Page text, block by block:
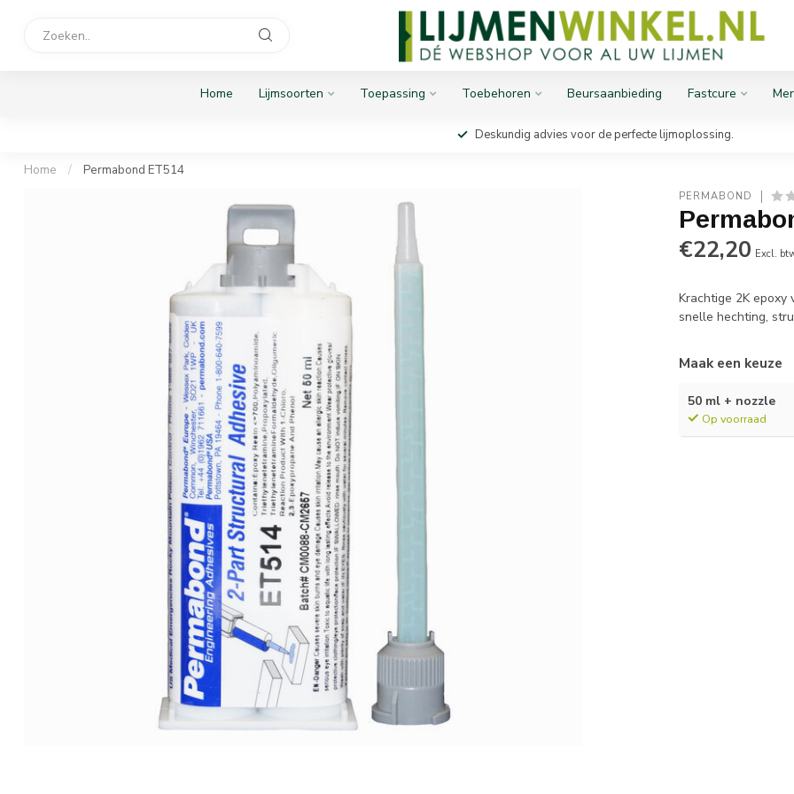
Home Lijmsoorten Toepassing Toebehoren Beursaanbieding Fastcure
Deskundig advies voor de perfecte lijmoplossing.
Home / Permabond ET514
PERMABOND
€22,20 Excl.
Krachtige 2K epoxy
snelle hechting,
Maak een keuze
50 ml + nozzle
Op voorraad